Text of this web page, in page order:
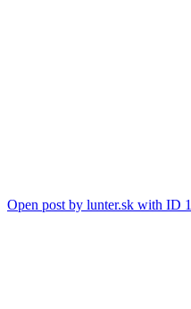
Open post by lunter.sk with ID